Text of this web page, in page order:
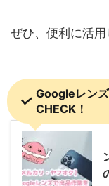
ぜひ、便利に活用
Googleレン
CHECK！